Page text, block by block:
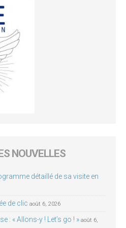
NOUVELLES
détaillé de sa visite en
de clic août 6, 2026
: « Allons-y ! Let’s go ! » août 6,